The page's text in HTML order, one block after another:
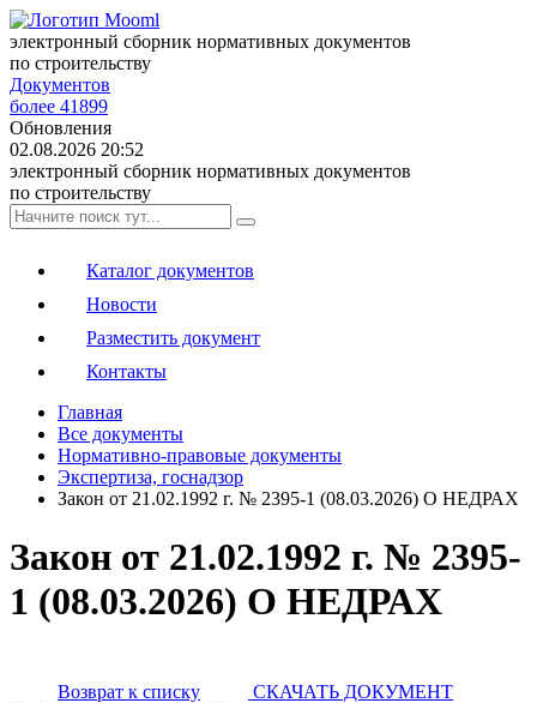
электронный сборник нормативных документов
по строительству
Документов
более 41899
Обновления
02.08.2026 20:52
электронный сборник нормативных документов
по строительству
Каталог документов
Новости
Разместить документ
Контакты
Главная
Все документы
Нормативно-правовые документы
Экспертиза, госнадзор
Закон от 21.02.1992 г. № 2395-1 (08.03.2026) О НЕДРАХ
Закон от 21.02.1992 г. № 2395-
1 (08.03.2026) О НЕДРАХ
Возврат к списку
СКАЧАТЬ ДОКУМЕНТ